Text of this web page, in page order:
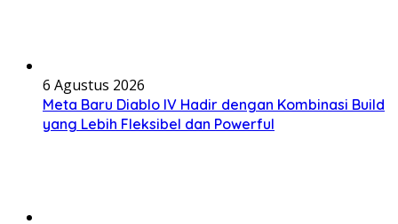
6 Agustus 2026
Meta Baru Diablo IV Hadir dengan Kombinasi Build
yang Lebih Fleksibel dan Powerful